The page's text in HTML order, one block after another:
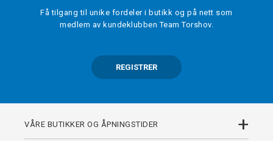
Få tilgang til unike fordeler i butikk og på nett som
medlem av kundeklubben Team Torshov.
REGISTRER
VÅRE BUTIKKER OG ÅPNINGSTIDER +